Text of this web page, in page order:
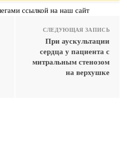
ссылкой на наш сайт
СЛЕДУЮЩАЯ ЗАПИСЬ
При аускультации
сердца у пациента с
митральным стенозом
на верхушке